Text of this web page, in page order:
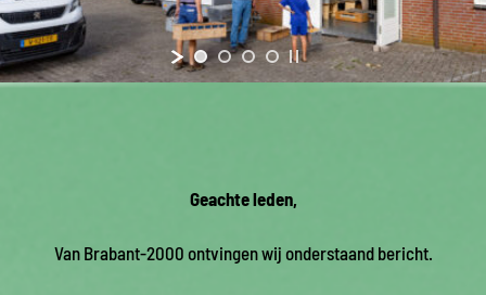
Geachte leden,
Van Brabant-2000 ontvingen wij onderstaand bericht.